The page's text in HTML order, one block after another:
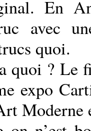
En
avec
quoi.
quoi ? Le
expo